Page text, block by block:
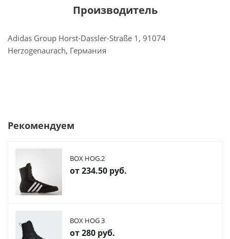
Производитель
Adidas Group Horst-Dassler-Straße 1, 91074
Herzogenaurach, Германия
Рекомендуем
BOX HOG.2
от234.50 руб.
BOX HOG 3
от280 руб.